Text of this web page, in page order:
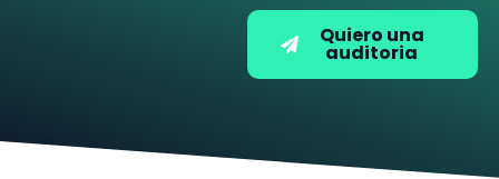
Quiero una
auditoria